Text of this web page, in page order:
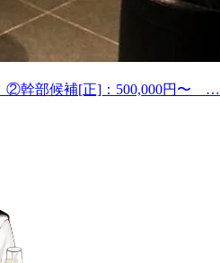
②幹部候補[正]：500,000円〜 …